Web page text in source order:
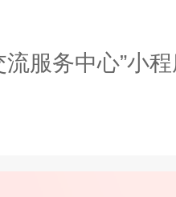
务中心”小程